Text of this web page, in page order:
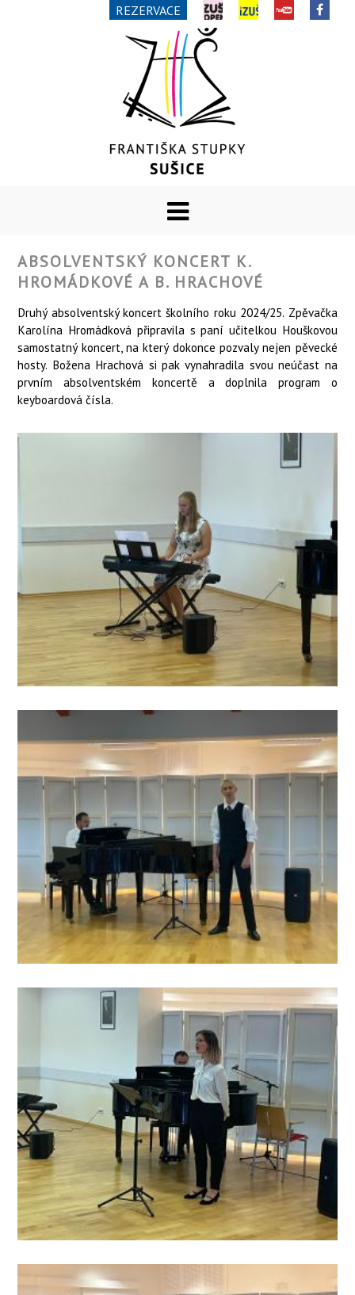
REZERVACE
ABSOLVENTSKÝ KONCERT K.
HROMÁDKOVÉ A B. HRACHOVÉ
Druhý absolventský koncert školního roku 2024/25. Zpěvačka
Karolína Hromádková připravila s paní učitelkou Houškovou
samostatný koncert, na který dokonce pozvaly nejen pěvecké
hosty. Božena Hrachová si pak vynahradila svou neúčast na
prvním absolventském koncertě a doplnila program o
keyboardová čísla.